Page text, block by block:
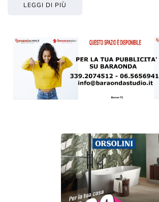
LEGGI DI PIÙ